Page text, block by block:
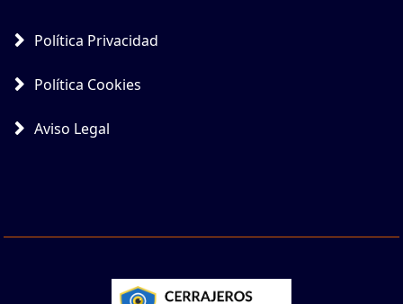
Política Privacidad
Política Cookies
Aviso Legal